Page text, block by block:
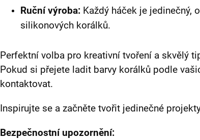
Ruční výroba: Každý háček je jedinečný,
silikonových korálků.
Perfektní volba pro kreativní tvoření a skvělý
Pokud si přejete ladit barvy korálků podle
kontaktovat.
Inspirujte se a začněte tvořit jedinečné
Bezpečnostní upozornění: